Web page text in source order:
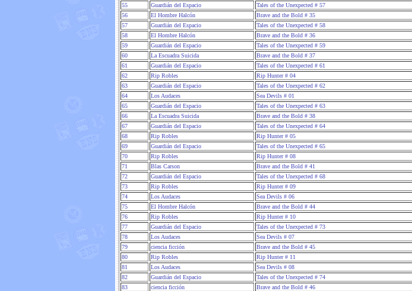
55
Guardián del Espacio
Tales of the Unexpected # 57
56
El Hombre Halcón
Brave and the Bold # 35
57
Guardián del Espacio
Tales of the Unexpected # 58
58
El Hombre Halcón
Brave and the Bold # 36
59
Guardián del Espacio
Tales of the Unexpected # 59
60
La Escuadra Suicida
Brave and the Bold # 37
61
Guardián del Espacio
Tales of the Unexpected # 61
62
Rip Robles
Rip Hunter # 04
63
Guardián del Espacio
Tales of the Unexpected # 62
64
Los Audaces
Sea Devils # 01
65
Guardián del Espacio
Tales of the Unexpected # 63
66
La Escuadra Suicida
Brave and the Bold # 38
67
Guardián del Espacio
Tales of the Unexpected # 64
68
Rip Robles
Rip Hunter # 05
69
Guardián del Espacio
Tales of the Unexpected # 65
70
Rip Robles
Rip Hunter # 08
71
Blas Carson
Brave and the Bold # 41
72
Guardián del Espacio
Tales of the Unexpected # 68
73
Rip Robles
Rip Hunter # 09
74
Los Audaces
Sea Devils # 06
75
El Hombre Halcón
Brave and the Bold # 44
76
Rip Robles
Rip Hunter # 10
77
Guardián del Espacio
Tales of the Unexpected # 73
78
Los Audaces
Sea Devils # 07
79
ciencia ficción
Brave and the Bold # 45
80
Rip Robles
Rip Hunter # 11
81
Los Audaces
Sea Devils # 08
82
Guardián del Espacio
Tales of the Unexpected # 74
83
ciencia ficción
Brave and the Bold # 46